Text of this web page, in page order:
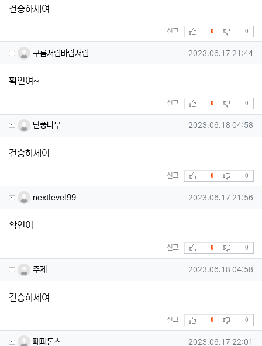
건승하세여
신고 추천
0 비추천
0
구름처럼바람처럼님의 댓글
구름처럼바람처럼 작성일
2023.06.17 21:44
확인여~
신고 추천
0 비추천
0
단풍나무님의 댓글
단풍나무 작성일
2023.06.18 04:58
건승하세여
신고 추천
0 비추천
0
nextlevel99님의 댓글
nextlevel99 작성일
2023.06.17 21:56
확인여
신고 추천
0 비추천
0
주제님의 댓글
주제 작성일
2023.06.18 04:58
건승하세여
신고 추천
0 비추천
0
페퍼톤스님의 댓글
페퍼톤스 작성일
2023.06.17 22:01